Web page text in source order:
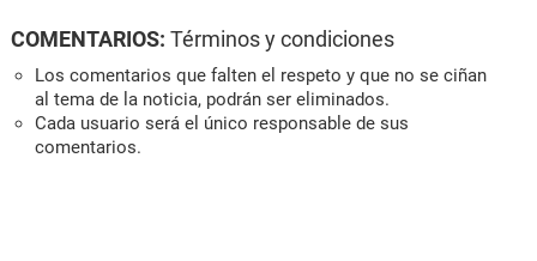
COMENTARIOS: Términos y condiciones
Los comentarios que falten el respeto y que no se ciñan
al tema de la noticia, podrán ser eliminados.
Cada usuario será el único responsable de sus
comentarios.